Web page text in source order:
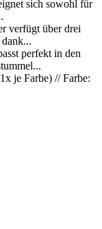
sich sowohl für
verfügt über drei
perfekt in den
je Farbe) // Farbe: